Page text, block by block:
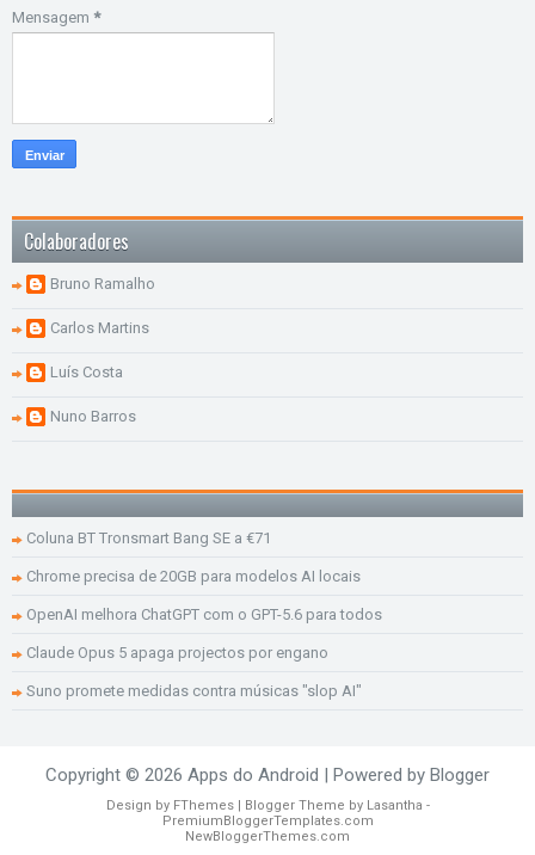
Mensagem *
Colaboradores
Bruno Ramalho
Carlos Martins
Luís Costa
Nuno Barros
Coluna BT Tronsmart Bang SE a €71
Chrome precisa de 20GB para modelos AI locais
OpenAI melhora ChatGPT com o GPT-5.6 para todos
Claude Opus 5 apaga projectos por engano
Suno promete medidas contra músicas "slop AI"
Copyright © 2026 Apps do Android | Powered by Blogger
Design by FThemes| Blogger Theme by Lasantha -
PremiumBloggerTemplates.com
NewBloggerThemes.com